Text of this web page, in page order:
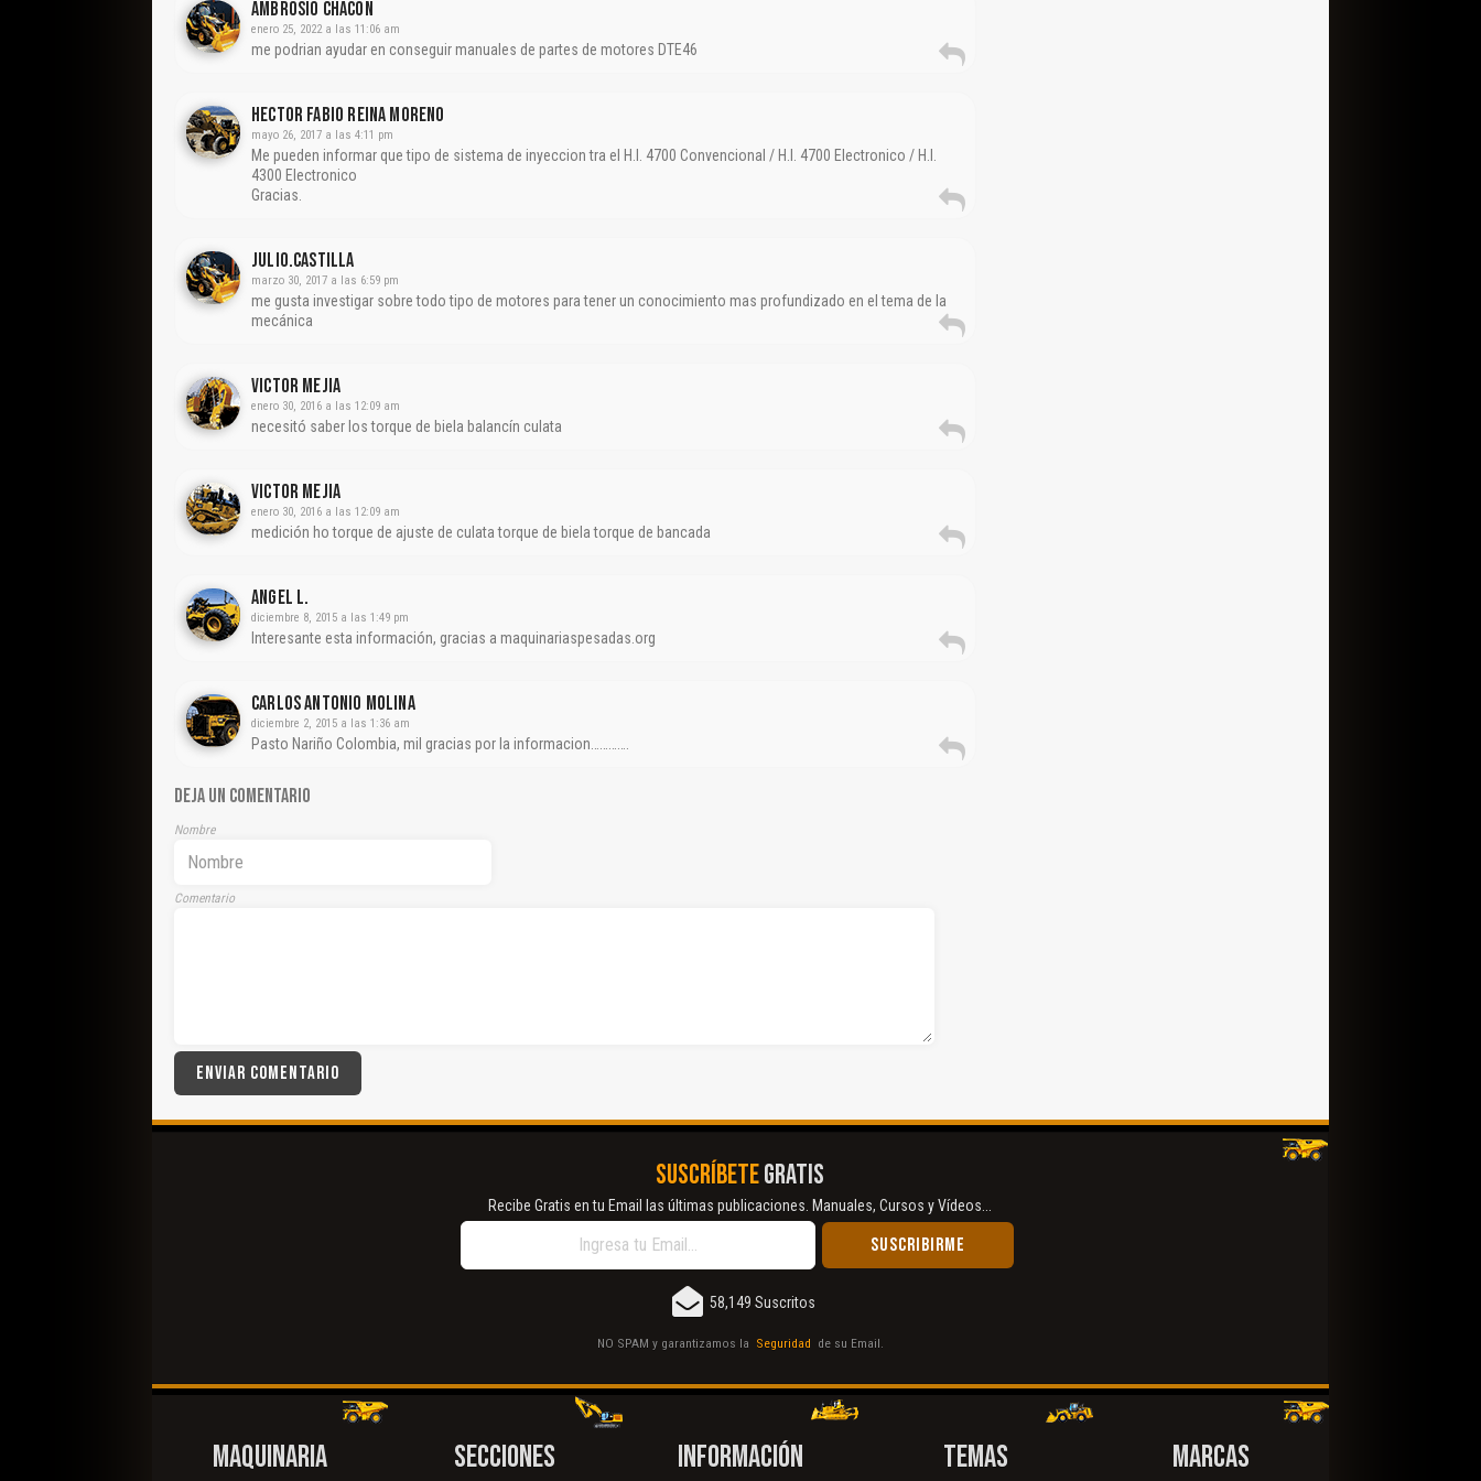
AMBROSIO CHACON
enero 25, 2022 a las 11:06 am
me podrian ayudar en conseguir manuales de partes de motores DTE46
Hector Fabio Reina Moreno
mayo 26, 2017 a las 4:11 pm
Me pueden informar que tipo de sistema de inyeccion tra el H.I. 4700 Convencional / H.I. 4700 Electronico / H.I.
4300 Electronico
Gracias.
Julio.castilla
marzo 30, 2017 a las 6:59 pm
me gusta investigar sobre todo tipo de motores para tener un conocimiento mas profundizado en el tema de la
mecánica
Victor Mejia
enero 30, 2016 a las 12:09 am
necesitó saber los torque de biela balancín culata
Victor Mejia
enero 30, 2016 a las 12:09 am
medición ho torque de ajuste de culata torque de biela torque de bancada
Angel L.
diciembre 8, 2015 a las 1:49 pm
Interesante esta información, gracias a maquinariaspesadas.org
CARLOS ANTONIO MOLINA
diciembre 2, 2015 a las 1:36 am
Pasto Nariño Colombia, mil gracias por la informacion………….
DEJA UN COMENTARIO
Nombre
Comentario
SUSCRÍBETEGRATIS
Recibe Gratis en tu Email las últimas publicaciones. Manuales, Cursos y Vídeos...
58,149 Suscritos
NO SPAM y garantizamos la Seguridad de su Email.
MAQUINARIA SECCIONES INFORMACIÓN TEMAS MARCAS